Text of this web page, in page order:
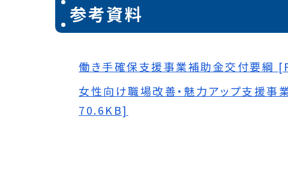
参考資料
働き手確保支援事業補助金交付要綱
女性向け職場改善・魅力アップ支援事
70.6KB]